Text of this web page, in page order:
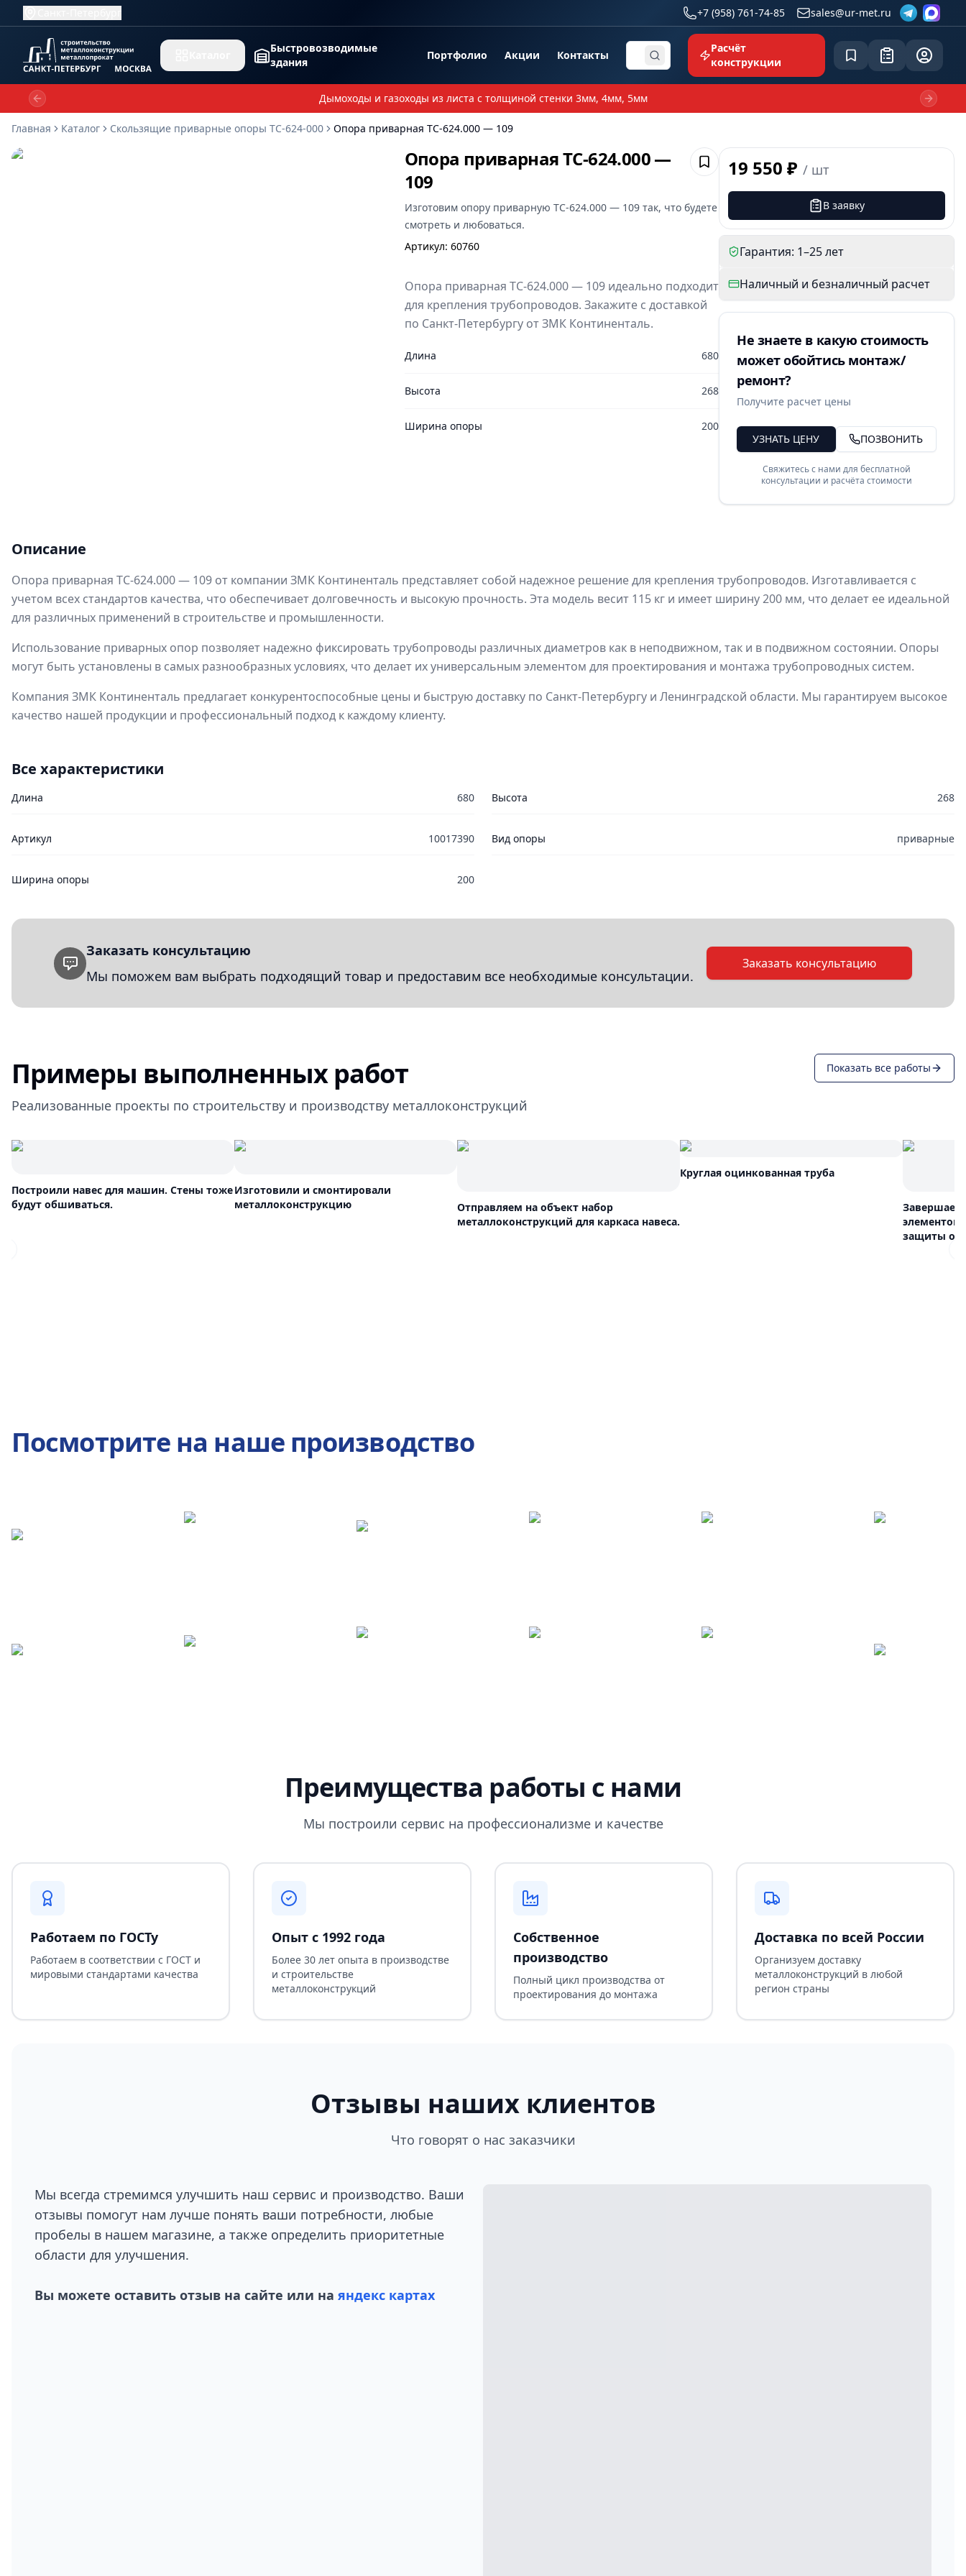
+7 (958) 761-74-85 sales@ur-met.ru
Быстровозводимые
здания
Портфолио Акции Контакты
Расчёт
конструкции
Сохранённое
Заявка
Дымоходы и газоходы из листа с толщиной стенки 3мм, 4мм, 5мм
Previous slide
Next
Главная
Каталог Скользящие приварные опоры ТС-624-000 Опора приварная ТС-624.000 — 109
Опора приварная ТС-624.000 —
109
Сохранить
Изготовим опору приварную ТС-624.000 — 109так, что будете
смотреть и любоваться.
Артикул: 60760
Опора приварная ТС-624.000 — 109 идеально подходит
для крепления трубопроводов. Закажите с доставкой
по Санкт-Петербургу от ЗМК Континенталь.
Длина 680
Высота 268
Ширина опоры 200
19 550 ₽ / шт
В заявку
Гарантия: 1–25 лет
Наличный и безналичный расчет
Не знаете в какую стоимость
может обойтись монтаж/
ремонт?
Получите расчет цены
УЗНАТЬ ЦЕНУ ПОЗВОНИТЬ
Свяжитесь с нами для бесплатной
консультации и расчёта стоимости
Описание
Опора приварная ТС-624.000 — 109 от компании ЗМК Континенталь представляет собой надежное решение для крепления трубопроводов. Изготавливается с
учетом всех стандартов качества, что обеспечивает долговечность и высокую прочность. Эта модель весит 115 кг и имеет ширину 200 мм, что делает ее идеальной
для различных применений в строительстве и промышленности.
Использование приварных опор позволяет надежно фиксировать трубопроводы различных диаметров как в неподвижном, так и в подвижном состоянии. Опоры
могут быть установлены в самых разнообразных условиях, что делает их универсальным элементом для проектирования и монтажа трубопроводных систем.
Компания ЗМК Континенталь предлагает конкурентоспособные цены и быструю доставку по Санкт-Петербургу и Ленинградской области. Мы гарантируем высокое
качество нашей продукции и профессиональный подход к каждому клиенту.
Все характеристики
Длина 680 Высота 268
Артикул 10017390 Вид опоры приварные
Ширина опоры 200
Заказать консультацию
Мы поможем вам выбрать подходящий товар и предоставим все необходимые консультации.
Заказать консультацию
Примеры выполненных работ
Реализованные проекты по строительству и производству металлоконструкций
Показать все работы
Построили навес для машин. Стены тоже
будут обшиваться.
Изготовили и смонтировали
металлоконструкцию
Отправляем на объект набор
металлоконструкций для каркаса навеса.
Круглая оцинкованная труба
Завершаем
элементов
защиты от
Посмотрите на наше производство
Преимущества работы с нами
Мы построили сервис на профессионализме и качестве
Работаем по ГОСТу
Работаем в соответствии с ГОСТ и
мировыми стандартами качества
Опыт с 1992 года
Более 30 лет опыта в производстве
и строительстве
металлоконструкций
Собственное
производство
Полный цикл производства от
проектирования до монтажа
Доставка по всей России
Организуем доставку
металлоконструкций в любой
регион страны
Отзывы наших клиентов
Что говорят о нас заказчики
Мы всегда стремимся улучшить наш сервис и производство. Ваши
отзывы помогут нам лучше понять ваши потребности, любые
пробелы в нашем магазине, а также определить приоритетные
области для улучшения.
Вы можете оставить отзыв на сайте или на яндекс картах